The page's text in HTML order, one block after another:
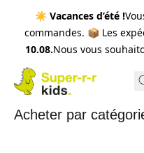
☀️ Vacances d’été !
commandes. 📦 Les
10.08.Nous vous
Acheter par